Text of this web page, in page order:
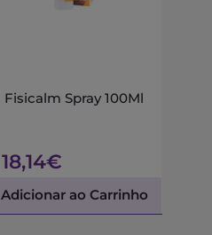
Fisicalm Spray 100Ml
18,14€
Adicionar ao Carrinho